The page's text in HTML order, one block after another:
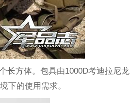
长方体。包具由1000D考迪拉尼龙
下的使用需求。